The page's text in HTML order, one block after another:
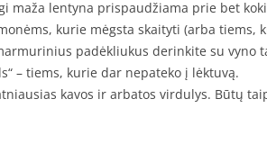
maža lentyna prispaudžiama prie bet
kurie mėgsta skaityti (arba tiems,
padėkliukus derinkite su
– tiems, kurie dar nepateko į lėktuvą.
kavos ir arbatos virdulys. Būtų